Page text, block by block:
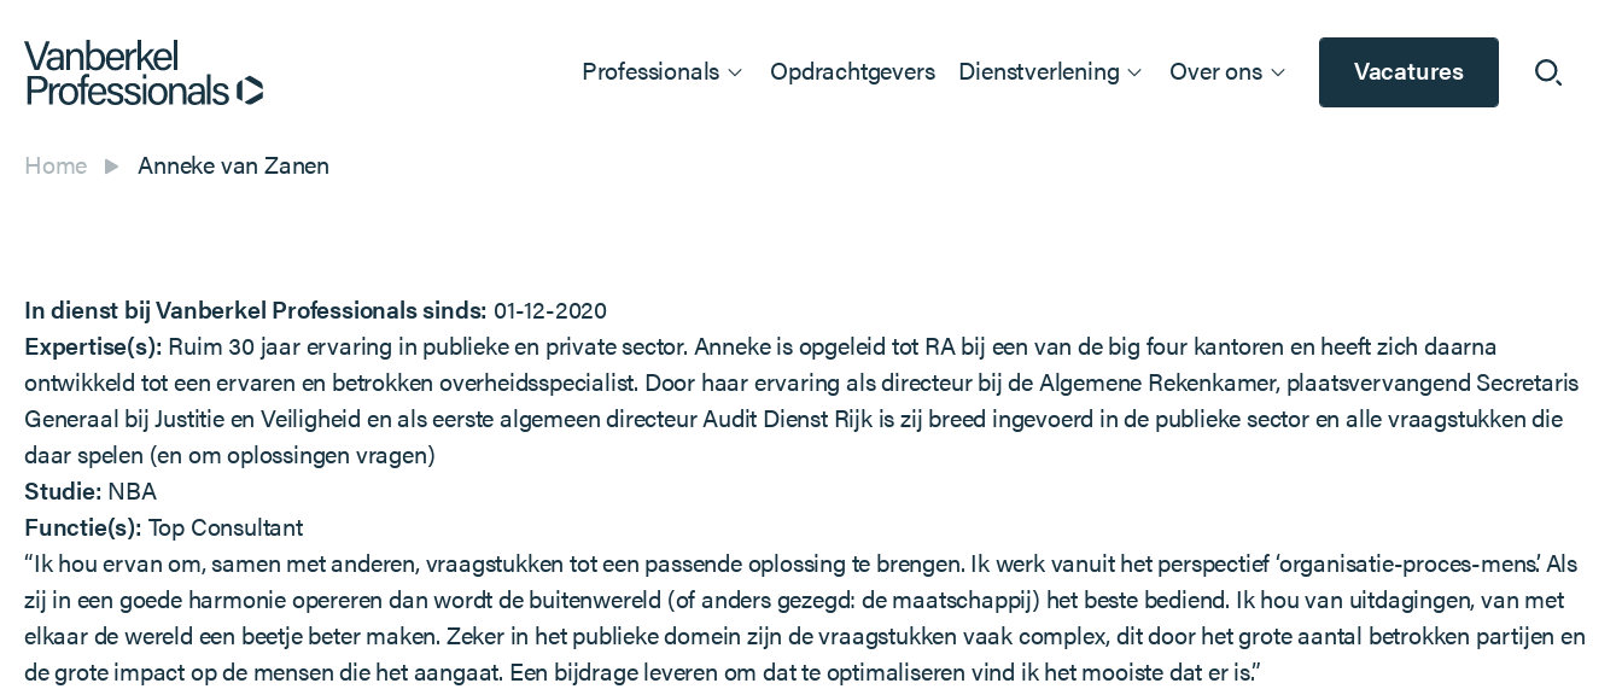
Professionals Opdrachtgevers Dienstverlening Over ons Vacatures
Home Anneke van Zanen
In dienst bij Vanberkel Professionals sinds: 01-12-2020
Expertise(s): Ruim 30 jaar ervaring in publieke en private sector. Anneke is opgeleid tot RA bij een van de big four kantoren en heeft zich daarna
ontwikkeld tot een ervaren en betrokken overheidsspecialist. Door haar ervaring als directeur bij de Algemene Rekenkamer, plaatsvervangend Secretaris
Generaal bij Justitie en Veiligheid en als eerste algemeen directeur Audit Dienst Rijk is zij breed ingevoerd in de publieke sector en alle vraagstukken die
daar spelen (en om oplossingen vragen)
Studie: NBA
Functie(s): Top Consultant
“Ik hou ervan om, samen met anderen, vraagstukken tot een passende oplossing te brengen. Ik werk vanuit het perspectief ‘organisatie-proces-mens’. Als
zij in een goede harmonie opereren dan wordt de buitenwereld (of anders gezegd: de maatschappij) het beste bediend. Ik hou van uitdagingen, van met
elkaar de wereld een beetje beter maken. Zeker in het publieke domein zijn de vraagstukken vaak complex, dit door het grote aantal betrokken partijen en
de grote impact op de mensen die het aangaat. Een bijdrage leveren om dat te optimaliseren vind ik het mooiste dat er is.”